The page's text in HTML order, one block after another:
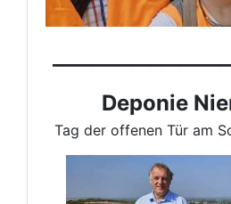
Deponie
Tag der offenen Tür am